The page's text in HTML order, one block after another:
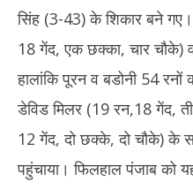
सिंह (3-43) के शिकार बने
18 गेंद, एक छक्का, चार
हालांकि पूरन व बडोनी 54 रनों
डेविड मिलर (19 रन,18 गेंद,
12 गेंद, दो छक्के, दो चौके) के
पहुंचाया। फिलहाल पंजाब को